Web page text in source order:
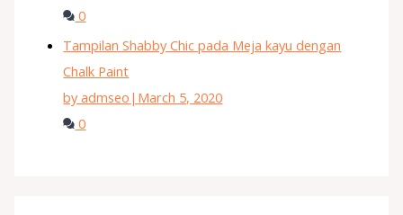
0
Tampilan Shabby Chic pada Meja kayu dengan
Chalk Paint
by admseo | March 5, 2020
0